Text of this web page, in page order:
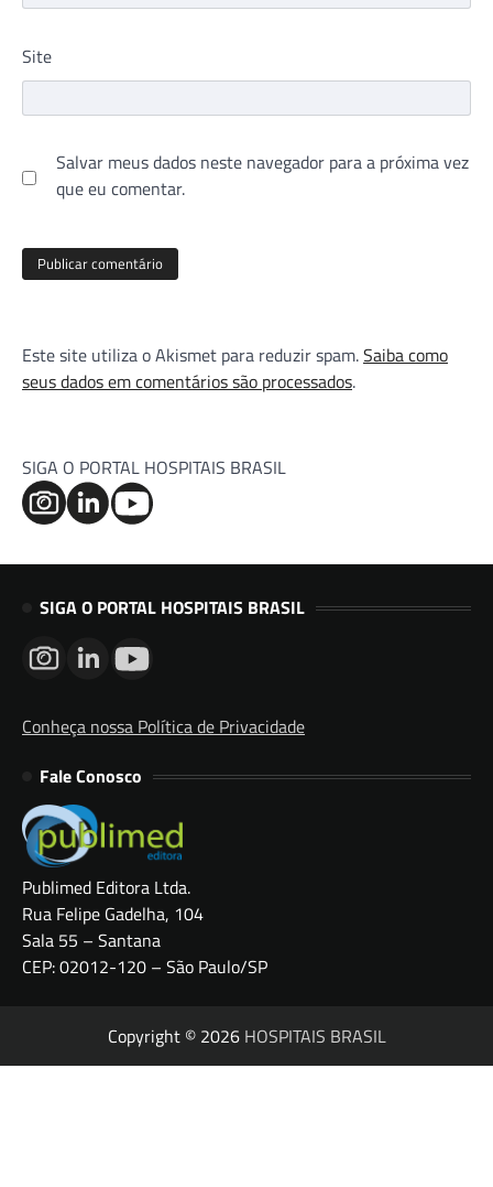
Site
Salvar meus dados neste navegador para a próxima vez
que eu comentar.
Este site utiliza o Akismet para reduzir spam.Saiba como
seus dados em comentários são processados.
SIGA O PORTAL HOSPITAIS BRASIL
SIGA O PORTAL HOSPITAIS BRASIL
Conheça nossa Política de Privacidade
Fale Conosco
Publimed Editora Ltda.
Rua Felipe Gadelha, 104
Sala 55 – Santana
CEP: 02012-120 – São Paulo/SP
Copyright © 2026 HOSPITAIS BRASIL